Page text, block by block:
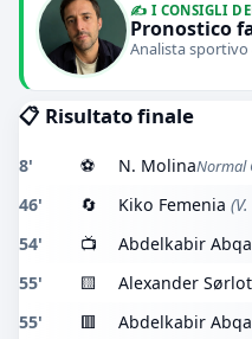
✍️ I CONSIGLI
Pronostico
Analista sportivo
📋 Risultato finale
8' ⚽ N. MolinaNormal
46' 🔄 Kiko Femenia
54' 📺 Abdelkabir
55' 🟨 Alexander
55' 🟥 Abdelkabir